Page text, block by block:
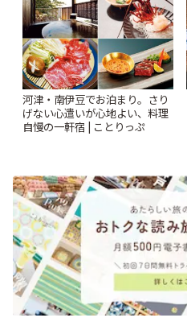
河津・南伊豆でお泊まり。さり
げない心遣いが心地よい、料理
自慢の一軒宿 | ことりっぷ